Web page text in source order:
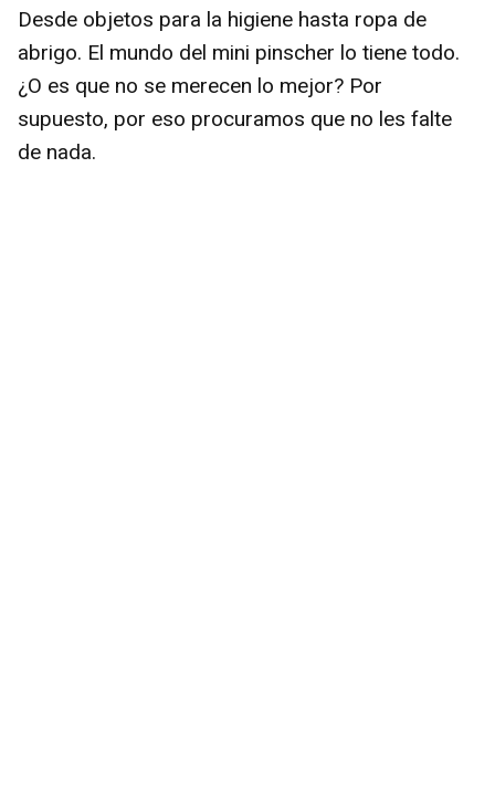
Desde objetos para la higiene hasta ropa de
abrigo. El mundo del mini pinscher lo tiene todo.
¿O es que no se merecen lo mejor? Por
supuesto, por eso procuramos que no les falte
de nada.